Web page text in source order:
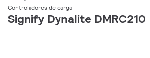
Controladores de carga
Signify Dynalite DMRC210